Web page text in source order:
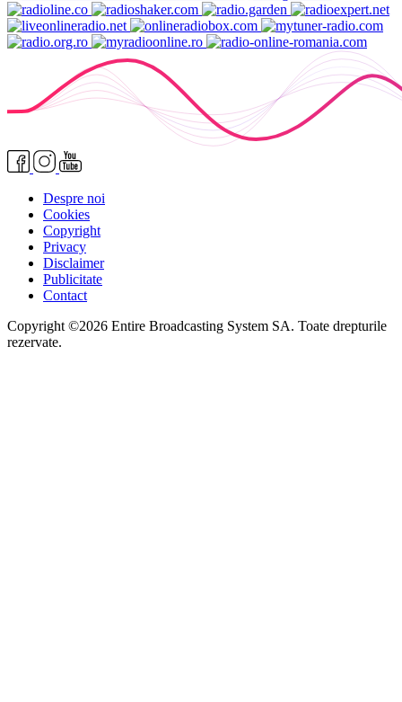
Despre noi
Cookies
Copyright
Privacy
Disclaimer
Publicitate
Contact
Copyright ©2026 Entire Broadcasting System SA. Toate drepturile
rezervate.